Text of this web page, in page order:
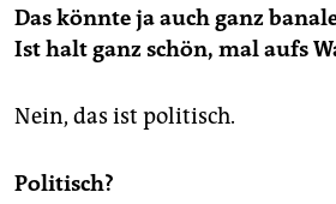
Das könnte ja auch ganz
Ist halt ganz schön, mal aufs
Nein, das ist politisch.
Politisch?